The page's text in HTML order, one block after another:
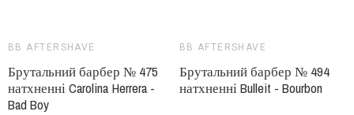
BB AFTERSHAVE
Брутальний барбер № 475
натхненні Carolina Herrera -
Bad Boy
BB AFTERSHAVE
Брутальний барбер № 494
натхненні Bulleit - Bourbon